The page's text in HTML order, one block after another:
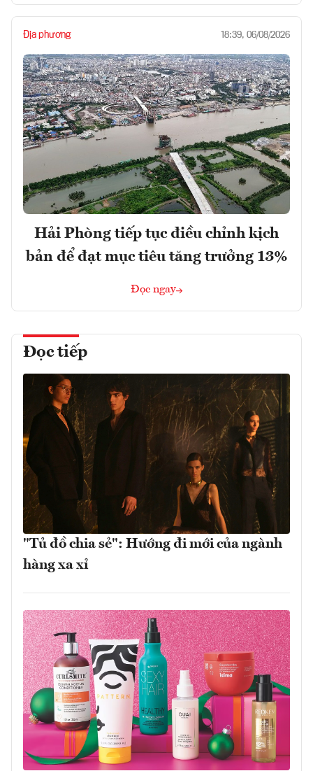
Địa phương 18:39, 06/08/2026
Hải Phòng tiếp tục điều chỉnh kịch
bản để đạt mục tiêu tăng trưởng 13%
Đọc ngay
Đọc tiếp
"Tủ đồ chia sẻ": Hướng đi mới của ngành
hàng xa xỉ